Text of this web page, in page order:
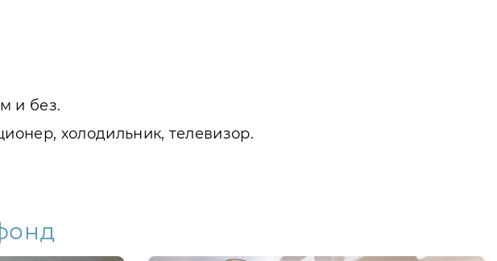
и без.
холодильник, телевизор.